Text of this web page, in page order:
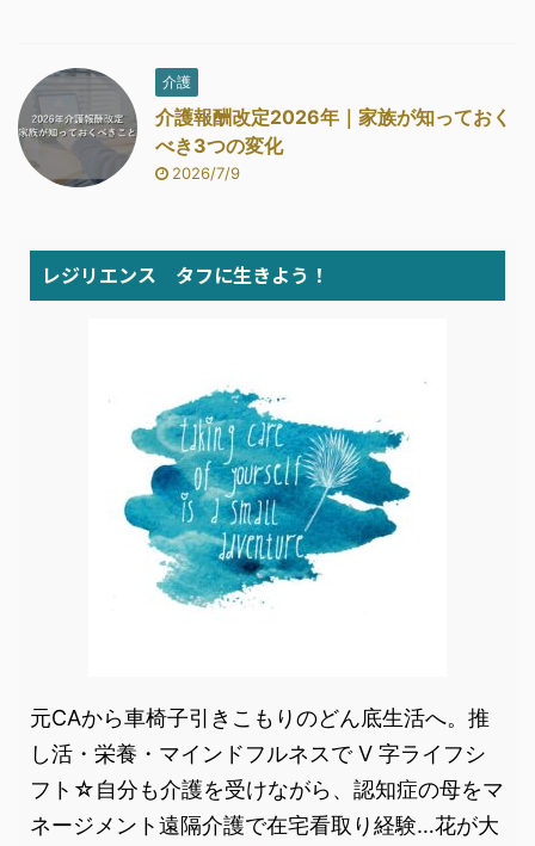
介護
介護報酬改定2026年｜家族が知っておく
べき3つの変化
2026/7/9
レジリエンス タフに生きよう！
元CAから車椅子引きこもりのどん底生活へ。推
し活・栄養・マインドフルネスで V 字ライフシ
フト☆自分も介護を受けながら、認知症の母をマ
ネージメント遠隔介護で在宅看取り経験…花が大